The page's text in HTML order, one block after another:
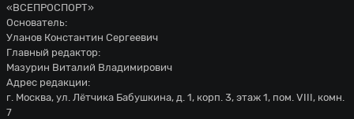
«ВСЕПРОСПОРТ»
Основатель:
Уланов Константин Сергеевич
Главный редактор:
Мазурин Виталий Владимирович
Адрес редакции:
г. Москва, ул. Лётчика Бабушкина, д. 1, корп. 3, этаж 1, пом. VIII, комн.
7